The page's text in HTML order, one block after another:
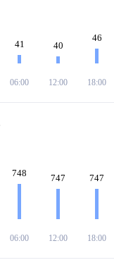
41
06:00
40
12:00
46
18:00
748
06:00
747
12:00
747
18:00